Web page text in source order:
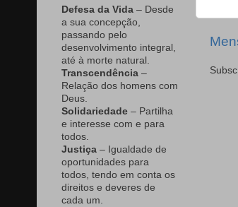
Defesa da Vida – Desde
a sua concepção,
passando pelo
desenvolvimento integral,
até à morte natural.
Transcendência –
Relação dos homens com
Deus.
Solidariedade – Partilha
e interesse com e para
todos.
Justiça – Igualdade de
oportunidades para
todos, tendo em conta os
direitos e deveres de
cada um.